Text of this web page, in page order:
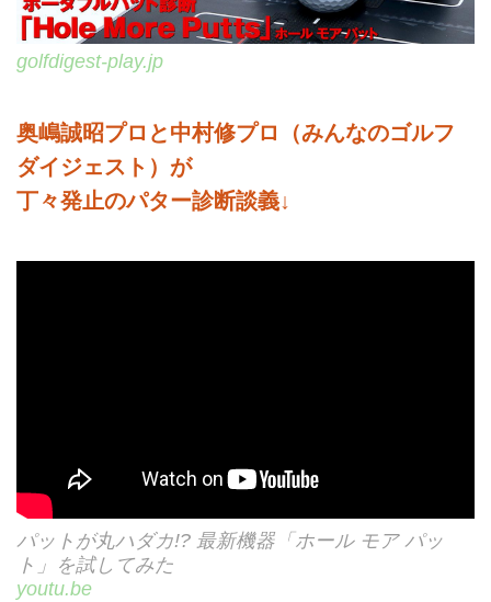
golfdigest-play.jp
奥嶋誠昭プロと中村修プロ（みんなのゴルフ
ダイジェスト）が
丁々発止のパター診断談義↓
パットが丸ハダカ!? 最新機器「ホール モア パッ
ト」を試してみた
youtu.be